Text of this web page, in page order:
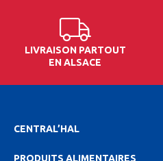
LIVRAISON PARTOUT
EN ALSACE
CENTRAL’HAL
PRODUITS ALIMENTAIRES